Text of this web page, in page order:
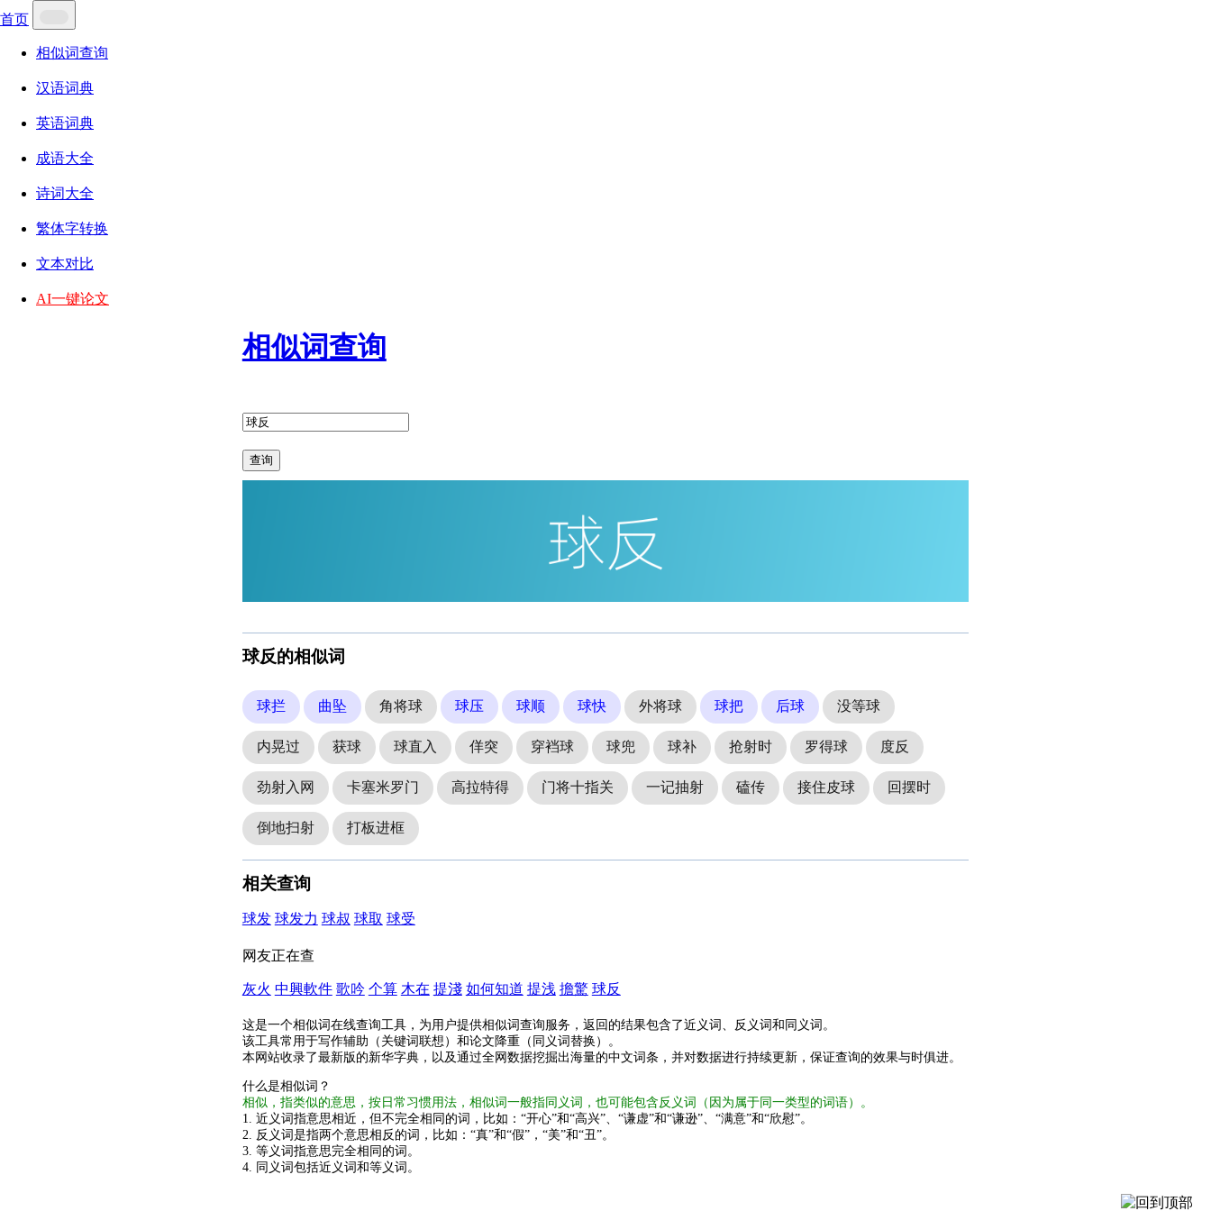
首页
相似词查询
汉语词典
英语词典
成语大全
诗词大全
繁体字转换
文本对比
AI一键论文
相似词查询
查询
球反的相似词
球拦 曲坠 角将球 球压 球顺 球快 外将球 球把 后球 没等球
内晃过 获球 球直入 佯突 穿裆球 球兜 球补 抢射时 罗得球 度反
劲射入网 卡塞米罗门 高拉特得 门将十指关 一记抽射 磕传 接住皮球 回摆时
倒地扫射 打板进框
相关查询
球发 球发力 球叔 球取 球受
网友正在查
灰火 中興軟件 歌吟 个算 木在 提淺 如何知道 提浅 擔驚 球反
这是一个相似词在线查询工具，为用户提供相似词查询服务，返回的结果包含了近义词、反义词和同义词。
该工具常用于写作辅助（关键词联想）和论文降重（同义词替换）。
本网站收录了最新版的新华字典，以及通过全网数据挖掘出海量的中文词条，并对数据进行持续更新，保证查询的效果与时俱进。
什么是相似词？
相似，指类似的意思，按日常习惯用法，相似词一般指同义词，也可能包含反义词（因为属于同一类型的词语）。
1. 近义词指意思相近，但不完全相同的词，比如：“开心”和“高兴”、“谦虚”和“谦逊”、“满意”和“欣慰”。
2. 反义词是指两个意思相反的词，比如：“真”和“假”，“美”和“丑”。
3. 等义词指意思完全相同的词。
4. 同义词包括近义词和等义词。